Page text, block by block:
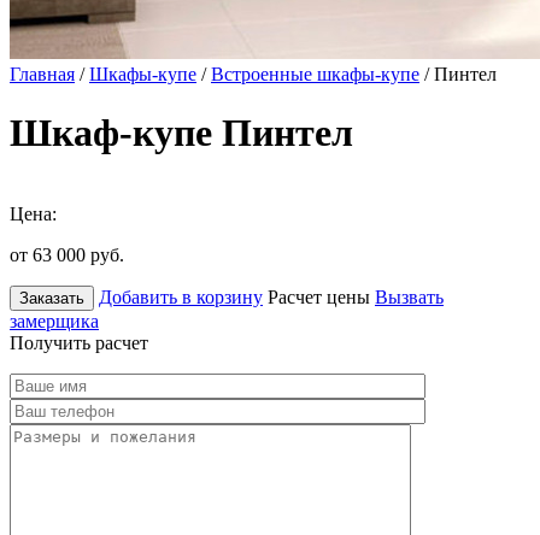
Главная /Шкафы-купе /Встроенные шкафы-купе / Пинтел
Шкаф-купе Пинтел
Цена:
от 63 000 руб.
Заказать Добавить в корзину Расчет цены Вызвать
замерщика
Получить расчет